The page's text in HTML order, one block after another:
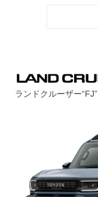
ランドクルーザー“FJ”